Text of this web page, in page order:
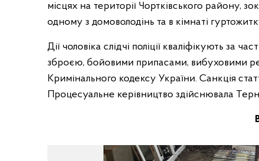
місцях на території Чортківського району,
одному з домоволодінь та в кімнаті
Дії чоловіка слідчі поліції кваліфікують за
зброєю, бойовими припасами, вибуховими
Кримінального кодексу України. Санкція
Процесуальне керівництво здійснювала